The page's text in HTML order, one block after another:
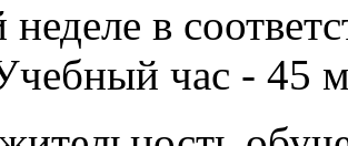
неделе в
час - 45